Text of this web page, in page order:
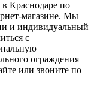
Краснодаре по
магазине. Мы
и индивидуальный
с
ограждения
или звоните по